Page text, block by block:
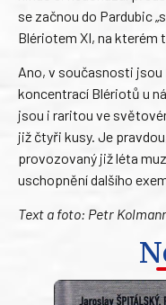
se začnou do Pardubic
Blériotem XI, na kterém
Ano, v současnosti
koncentrací Blériotů u
jsou i raritou ve
již čtyři kusy. Je
provozovaný již léta
uschopnění dalšího
Text a foto: Petr